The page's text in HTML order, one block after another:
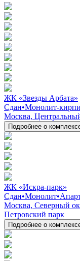
ЖК «Звезды Арбата»
Сдан•Монолит-
Москва,
Подробнее о
ЖК «Искра-парк»
Сдан•Монолит•
Москва, Северный
Петровский парк
Подробнее о